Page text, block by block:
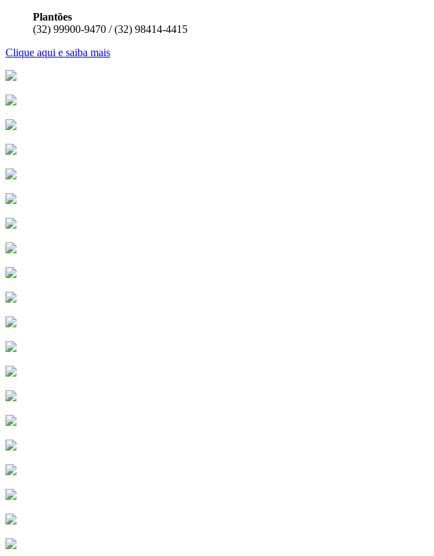
Plantões
(32) 99900-9470 / (32) 98414-4415
Clique aqui e saiba mais